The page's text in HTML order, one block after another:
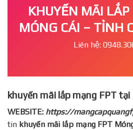
KHUYẾN MÃI
MÓNG CÁI – TỈNH
Liên hệ:
khuyến mãi lắp mạng FPT
WEBSITE: https://
tin khuyến mãi lắp mạng FPT